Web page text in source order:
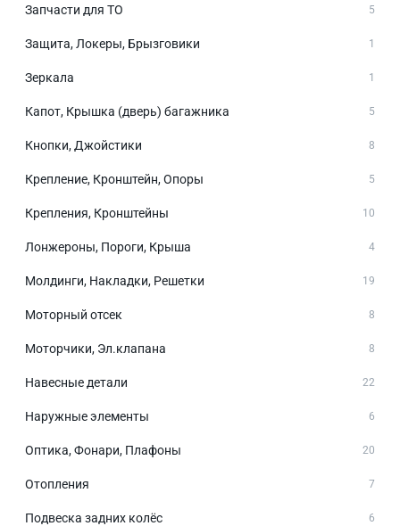
Запчасти для ТО 5
Защита, Локеры, Брызговики 1
Зеркала 1
Капот, Крышка (дверь) багажника 5
Кнопки, Джойстики 8
Крепление, Кронштейн, Опоры 5
Крепления, Кронштейны 10
Лонжероны, Пороги, Крыша 4
Молдинги, Накладки, Решетки 19
Моторный отсек 8
Моторчики, Эл.клапана 8
Навесные детали 22
Наружные элементы 6
Оптика, Фонари, Плафоны 20
Отопления 7
Подвеска задних колёс 6